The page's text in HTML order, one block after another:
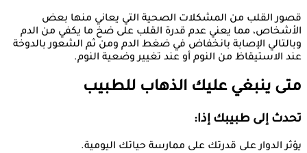
قصور القلب من المشكلات الصحية التي يعاني منها بعض
الأشخاص، مما يعني عدم قدرة القلب على ضخ ما يكفي من الدم
وبالتالي الإصابة بانخفاض في ضغط الدم ومن ثم الشعور بالدوخة
عند الاستيقاظ من النوم أو عند تغيير وضعية النوم.
متى ينبغي عليك الذهاب للطبيب
تحدث إلى طبيبك إذا:
يؤثر الدوار على قدرتك على ممارسة حياتك اليومية.